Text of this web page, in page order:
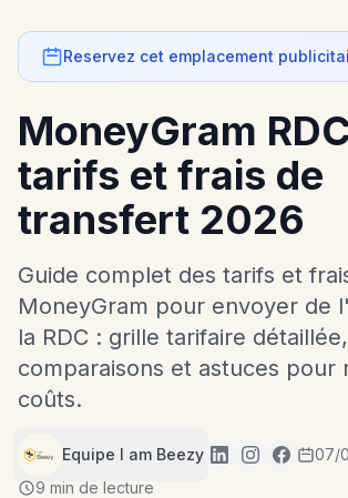
Reservez cet emplacement
MoneyGram
tarifs et frais de
transfert 2026
Guide complet des tarifs et
MoneyGram pour envoyer de
la RDC : grille tarifaire détaillée,
comparaisons et astuces pour
coûts.
Equipe I am Beezy
07/
9 min de lecture